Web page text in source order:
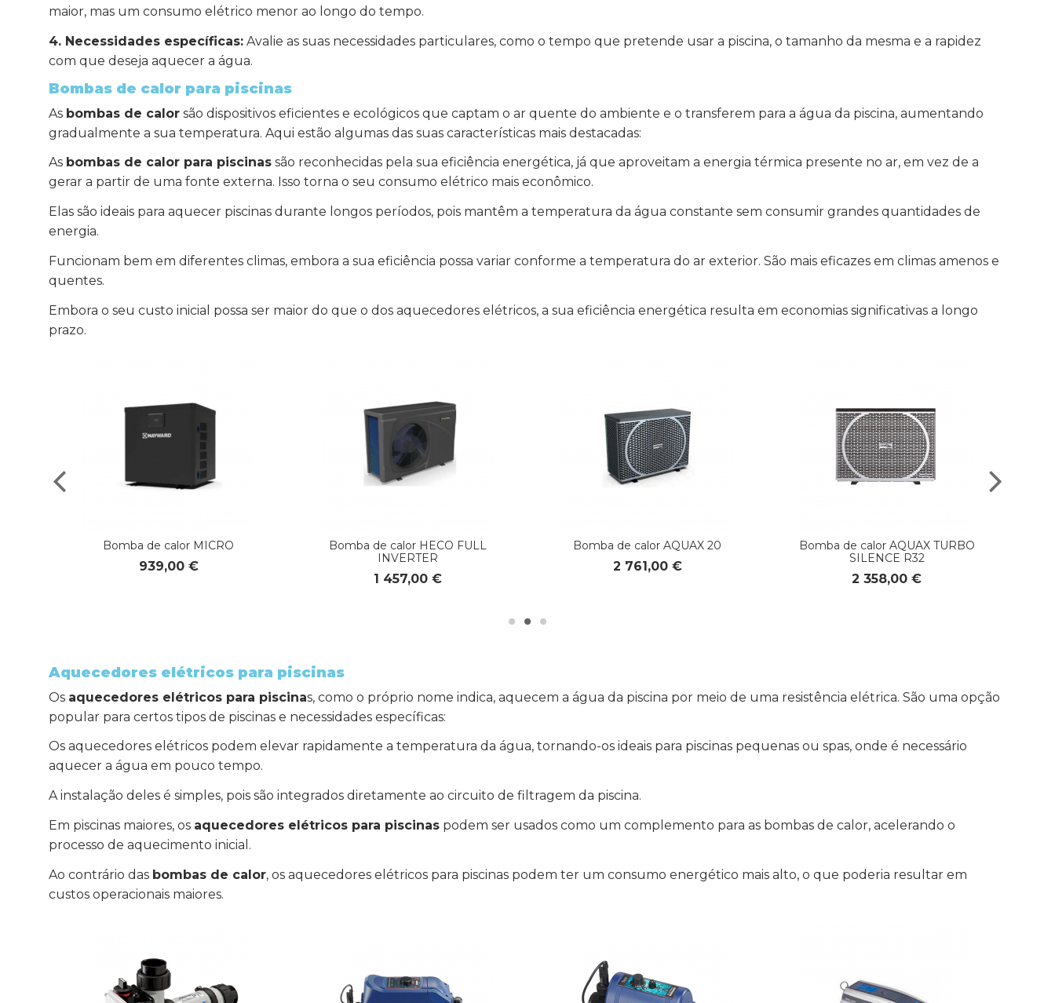
maior, mas um consumo elétrico menor ao longo do tempo.
4. Necessidades específicas: Avalie as suas necessidades particulares, como o tempo que pretende usar a piscina, o tamanho da mesma e a rapidez
com que deseja aquecer a água.
Bombas de calor para piscinas
As bombas de calor são dispositivos eficientes e ecológicos que captam o ar quente do ambiente e o transferem para a água da piscina, aumentando
gradualmente a sua temperatura. Aqui estão algumas das suas características mais destacadas:
As bombas de calor para piscinas são reconhecidas pela sua eficiência energética, já que aproveitam a energia térmica presente no ar, em vez de a
gerar a partir de uma fonte externa. Isso torna o seu consumo elétrico mais econômico.
Elas são ideais para aquecer piscinas durante longos períodos, pois mantêm a temperatura da água constante sem consumir grandes quantidades de
energia.
Funcionam bem em diferentes climas, embora a sua eficiência possa variar conforme a temperatura do ar exterior. São mais eficazes em climas amenos e
quentes.
Embora o seu custo inicial possa ser maior do que o dos aquecedores elétricos, a sua eficiência energética resulta em economias significativas a longo
prazo.
Bomba de calor MICRO
939,00 €
Bomba de calor HECO FULL
INVERTER
1 457,00 €
Bomba de calor AQUAX 20
2 761,00 €
Bomba de calor AQUAX TURBO
SILENCE R32
2 358,00 €
Aquecedores elétricos para piscinas
Os aquecedores elétricos para piscinas, como o próprio nome indica, aquecem a água da piscina por meio de uma resistência elétrica. São uma opção
popular para certos tipos de piscinas e necessidades específicas:
Os aquecedores elétricos podem elevar rapidamente a temperatura da água, tornando-os ideais para piscinas pequenas ou spas, onde é necessário
aquecer a água em pouco tempo.
A instalação deles é simples, pois são integrados diretamente ao circuito de filtragem da piscina.
Em piscinas maiores, os aquecedores elétricos para piscinas podem ser usados como um complemento para as bombas de calor, acelerando o
processo de aquecimento inicial.
Ao contrário das bombas de calor, os aquecedores elétricos para piscinas podem ter um consumo energético mais alto, o que poderia resultar em
custos operacionais maiores.